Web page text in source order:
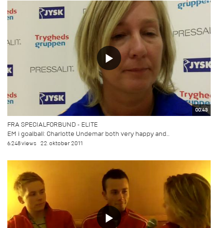
00:43
FRA SPECIALFORBUND - ELITE
EM i goalball: Charlotte Undemar both very happy and...
6.248 views 22. oktober 2011